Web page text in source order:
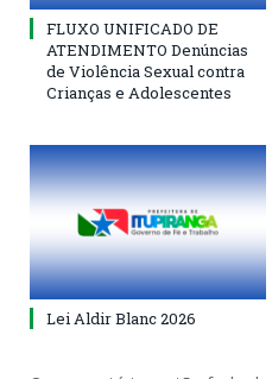
FLUXO UNIFICADO DE
ATENDIMENTO Denúncias
de Violência Sexual contra
Crianças e Adolescentes
Lei Aldir Blanc 2026